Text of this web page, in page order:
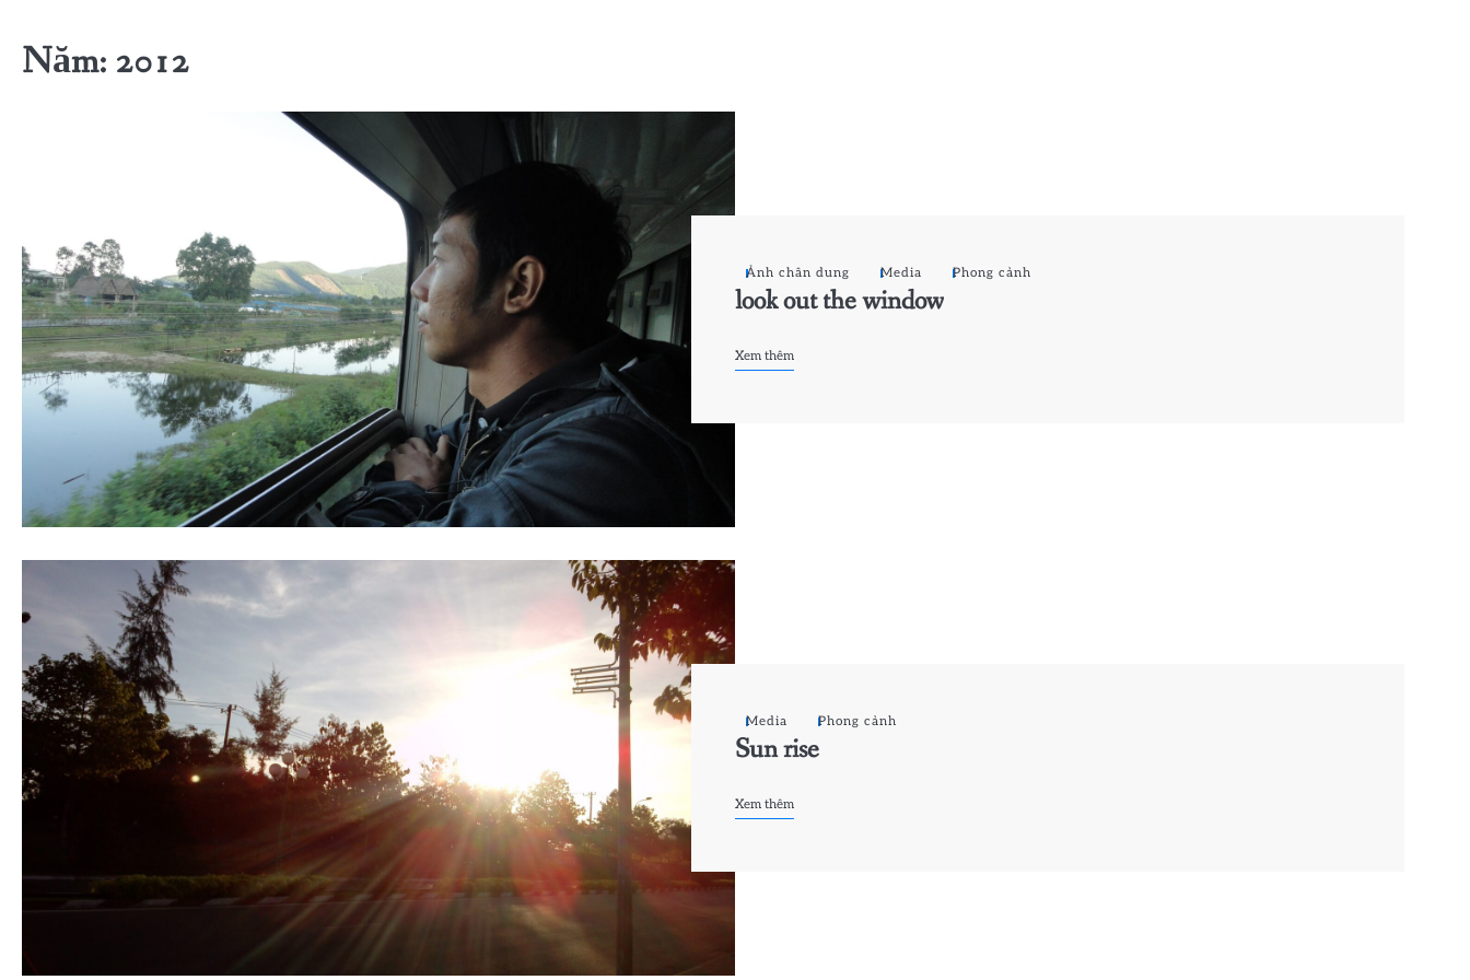
Năm: 2012
Ảnh chân dung Media Phong cảnh
look out the window
Xem thêm
Media Phong cảnh
Sun rise
Xem thêm